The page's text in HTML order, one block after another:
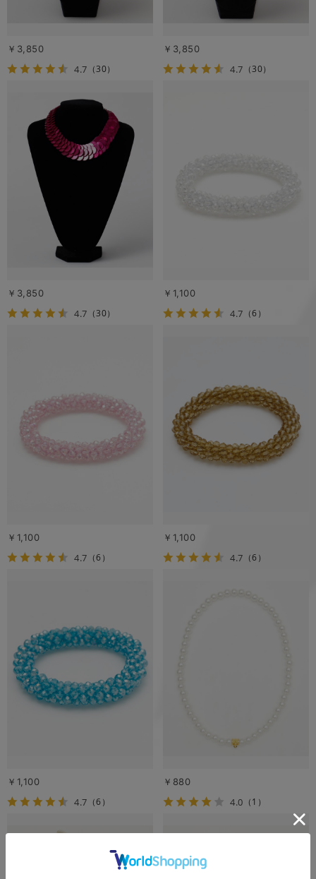
￥3,850
4.7 （30）
￥3,850
4.7 （30）
￥3,850
4.7 （30）
￥1,100
4.7 （6）
￥1,100
4.7 （6）
￥1,100
4.7 （6）
￥1,100
4.7 （6）
￥880
4.0 （1）